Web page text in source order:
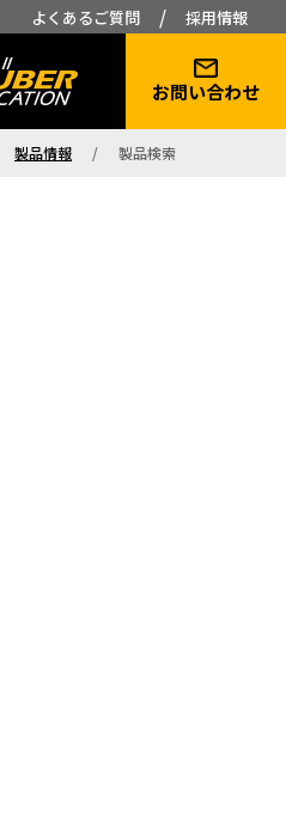
よくあるご質問 / 採用情報
お問い合わせ
製品情報 / 製品検索